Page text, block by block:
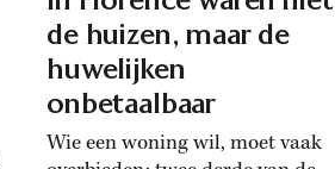
de huizen, maar de
huwelijken
onbetaalbaar
Wie een woning wil, moet vaak